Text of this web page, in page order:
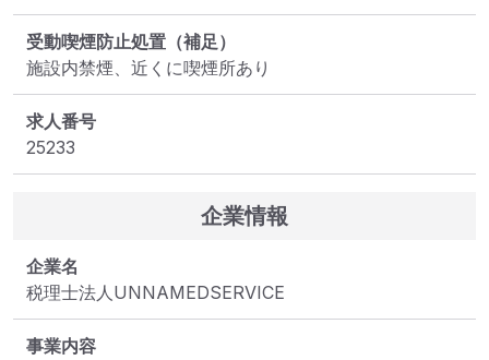
受動喫煙防止処置（補足）
施設内禁煙、近くに喫煙所あり
求人番号
25233
企業情報
企業名
税理士法人UNNAMEDSERVICE
事業内容